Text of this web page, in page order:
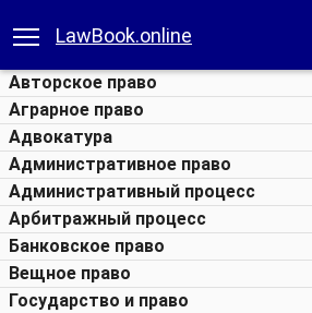
LawBook.online
Авторское право
Аграрное право
Адвокатура
Административное право
Административный процесс
Арбитражный процесс
Банковское право
Вещное право
Государство и право